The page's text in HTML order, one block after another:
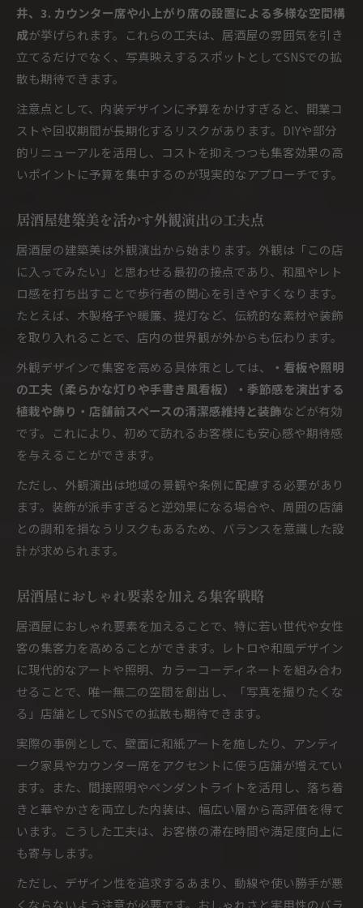
井、3. カウンター席や小上がり席の設置による多様な空間構
成が挙げられます。これらの工夫は、居酒屋の雰囲気を引き
立てるだけでなく、写真映えするスポットとしてSNSでの拡
散も期待できます。
注意点として、内装デザインに予算をかけすぎると、開業コ
ストや回収期間が長期化するリスクがあります。DIYや部分
的リニューアルを活用し、コストを抑えつつも集客効果の高
いポイントに予算を集中するのが現実的なアプローチです。
居酒屋建築美を活かす外観演出の工夫点
居酒屋の建築美は外観演出から始まります。外観は「この店
に入ってみたい」と思わせる最初の接点であり、和風やレト
ロ感を打ち出すことで歩行者の関心を引きやすくなります。
たとえば、木製格子や暖簾、提灯など、伝統的な素材や装飾
を取り入れることで、店内の世界観が外からも伝わります。
外観デザインで集客を高める具体策としては、
・看板や照明
の工夫（柔らかな灯りや手書き風看板）・季節感を演出する
植栽や飾り・店舗前スペースの清潔感維持と装飾などが有効
です。これにより、初めて訪れるお客様にも安心感や期待感
を与えることができます。
ただし、外観演出は地域の景観や条例に配慮する必要があり
ます。装飾が派手すぎると逆効果になる場合や、周囲の店舗
との調和を損なうリスクもあるため、バランスを意識した設
計が求められます。
居酒屋におしゃれ要素を加える集客戦略
居酒屋におしゃれ要素を加えることで、特に若い世代や女性
客の集客力を高めることができます。レトロや和風デザイン
に現代的なアートや照明、カラーコーディネートを組み合わ
せることで、唯一無二の空間を創出し、「写真を撮りたくな
る」店舗としてSNSでの拡散も期待できます。
実際の事例として、壁面に和紙アートを施したり、アンティ
ーク家具やカウンター席をアクセントに使う店舗が増えてい
ます。また、間接照明やペンダントライトを活用し、落ち着
きと華やかさを両立した内装は、幅広い層から高評価を得て
います。こうした工夫は、お客様の滞在時間や満足度向上に
も寄与します。
ただし、デザイン性を追求するあまり、動線や使い勝手が悪
くならないよう注意が必要です。おしゃれさと実用性のバラ